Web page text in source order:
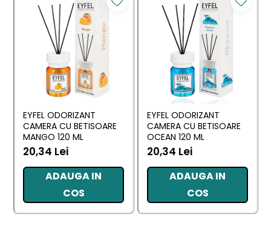
EYFEL ODORIZANT
CAMERA CU BETISOARE
MANGO 120 ML
20,34 Lei
ADAUGA IN
COS
EYFEL ODORIZANT
CAMERA CU BETISOARE
OCEAN 120 ML
20,34 Lei
ADAUGA IN
COS